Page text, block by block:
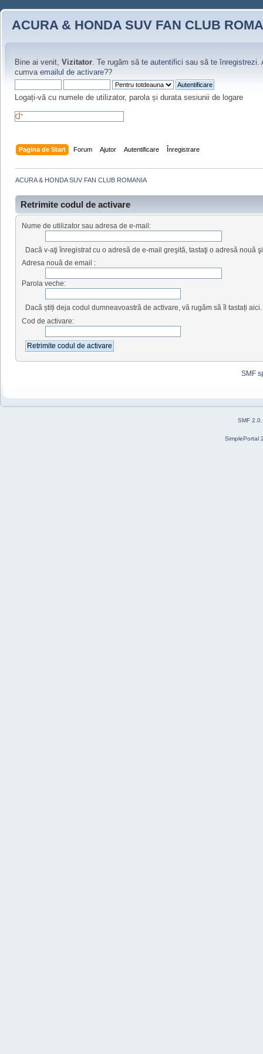
ACURA & HONDA SUV FAN CLUB
Bine ai venit, Vizitator. Te rugăm să te autentifici sau să te înregistrezi.
cumva emailul de activare??
Logați-vă cu numele de utilizator, parola și durata sesiunii de logare
Pagina de Start Forum Ajutor Autentificare Înregistrare
ACURA & HONDA SUV FAN CLUB ROMANIA
Retrimite codul de activare
Nume de utilizator sau adresa de e-mail:
Dacă v-aţi înregistrat cu o adresă de e-mail greşită, tastaţi o adresă nouă
Adresa nouă de email :
Parola veche:
Dacă știți deja codul dumneavoastră de activare, vă rugăm să îl tastați aici.
Cod de activare:
SMF
SMF
SimplePortal